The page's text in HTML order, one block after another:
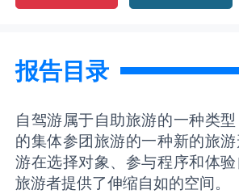
报告目录
自驾游属于自助旅游的一种类
的集体参团旅游的一种新的旅
游在选择对象、参与程序和体
旅游者提供了伸缩自如的空间。